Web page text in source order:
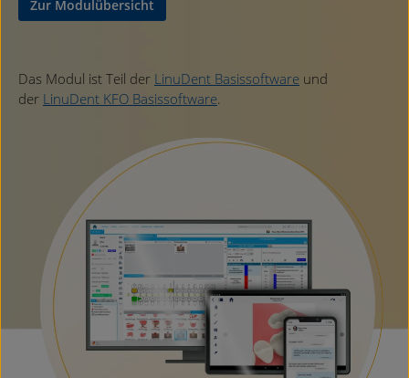
Zur Modulübersicht
Das Modul ist Teil der LinuDent Basissoftware und
der LinuDent KFO Basissoftware.